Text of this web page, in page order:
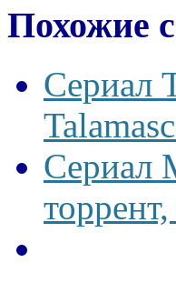
Похожие
Сериал
Сериал